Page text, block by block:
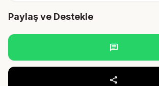
Paylaş ve Destekle
chat
share